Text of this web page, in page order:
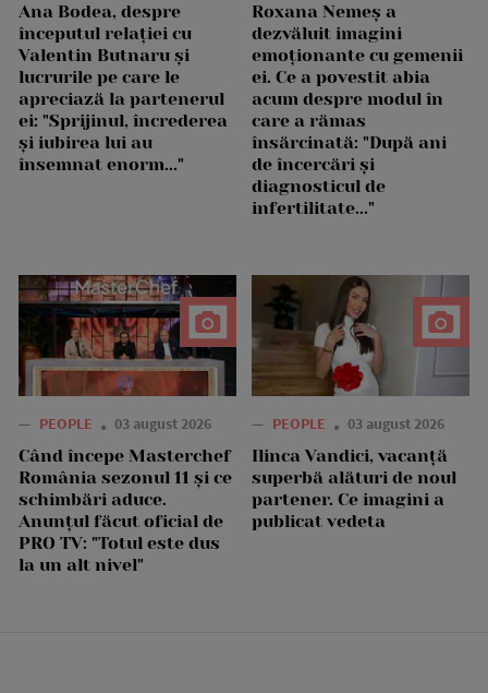
Ana Bodea, despre
începutul relației cu
Valentin Butnaru și
lucrurile pe care le
apreciază la partenerul
ei: "Sprijinul, încrederea
și iubirea lui au
însemnat enorm..."
Roxana Nemeș a
dezvăluit imagini
emoționante cu gemenii
ei. Ce a povestit abia
acum despre modul în
care a rămas
însărcinată: "După ani
de încercări și
diagnosticul de
infertilitate..."
— PEOPLE 03 august 2026
Când începe Masterchef
România sezonul 11 și ce
schimbări aduce.
Anunțul făcut oficial de
PRO TV: "Totul este dus
la un alt nivel"
— PEOPLE 03 august 2026
Ilinca Vandici, vacanță
superbă alături de noul
partener. Ce imagini a
publicat vedeta